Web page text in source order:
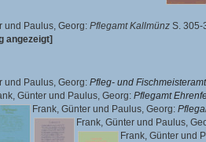
und Paulus, Georg: Pflegamt Kallmünz S. 305-
angezeigt]
und Paulus, Georg: Pfleg- und
Günter und Paulus, Georg: Pflegamt
Frank, Günter und Paulus, Georg:
Frank, Günter und Paulus,
Frank, Günter und